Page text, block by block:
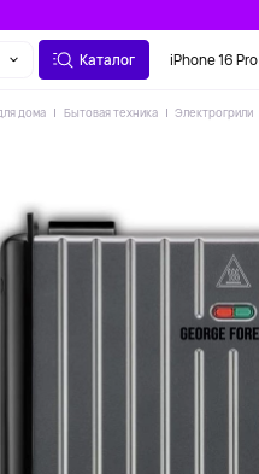
Каталог iPhone 16 Pro
дома Бытовая техника Электрогрили